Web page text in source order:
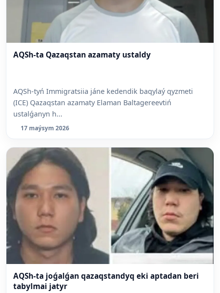
AQSh-ta Qazaqstan azamaty ustaldy
AQSh-tyń Immigratsiia jáne kedendik baqylaý qyzmeti
(ICE) Qazaqstan azamaty Elaman Baltagereevtiń
ustalǵanyn h...
17 maýsym 2026
AQSh-ta joǵalǵan qazaqstandyq eki aptadan beri
tabylmai jatyr